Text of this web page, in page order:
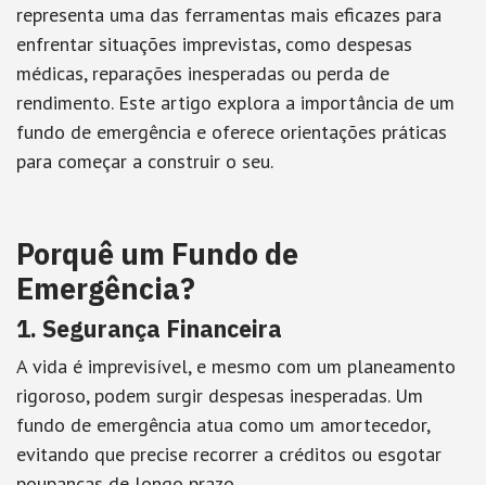
representa uma das ferramentas mais eficazes para
enfrentar situações imprevistas, como despesas
médicas, reparações inesperadas ou perda de
rendimento. Este artigo explora a importância de um
fundo de emergência e oferece orientações práticas
para começar a construir o seu.
Porquê um Fundo de
Emergência?
1. Segurança Financeira
A vida é imprevisível, e mesmo com um planeamento
rigoroso, podem surgir despesas inesperadas. Um
fundo de emergência atua como um amortecedor,
evitando que precise recorrer a créditos ou esgotar